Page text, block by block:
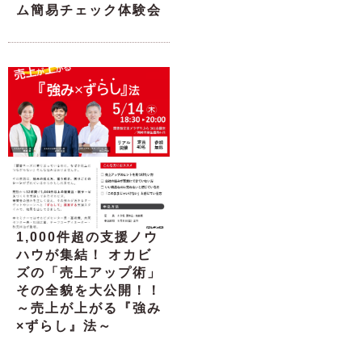
ム簡易チェック体験会
1,000件超の支援ノウ
ハウが集結！ オカビ
ズの「売上アップ術」
その全貌を大公開！！
～売上が上がる『強み
×ずらし』法～